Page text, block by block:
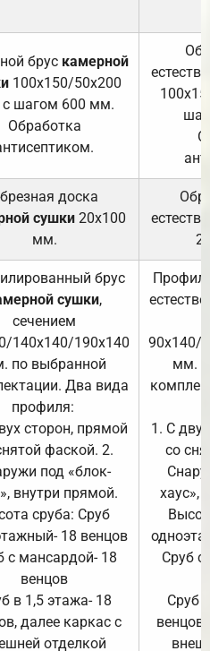
брус камерной
100х150/50х200
шагом 600 мм.
Обработка
доска
сушки 20х100
мм.
брус
сушки,
сечением
140х140/190х140
по выбранной
Два вида
профиля:
сторон, прямой
фаской. 2.
под «блок-
внутри прямой.
сруба: Сруб
18 венцов
с мансардой- 18
венцов
в 1,5 этажа- 18
далее каркас с
отделкой
90х140/
мм.
1. С
со
хаус»,
Сруб с
Сруб